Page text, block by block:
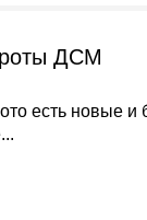
ДСМ
есть новые и